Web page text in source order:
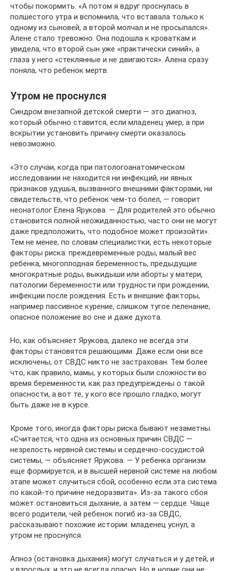
чтобы покормить. «А потом я вдруг проснулась в
полшестого утра и вспомнила, что вставала только к
одному из сыновей, а второй молчал и не просыпался».
Алене стало тревожно. Она подошла к кроваткам и
увидела, что второй сын уже «практически синий», а
глаза у него «стеклянные и не двигаются». Алена сразу
поняла, что ребенок мертв.
Утром не проснулся
Синдром внезапной детской смерти — это диагноз,
который обычно ставится, если младенец умер, а при
вскрытии установить причину смерти оказалось
невозможно.
«Это случаи, когда при патологоанатомическом
исследовании не находится ни инфекций, ни явных
признаков удушья, вызванного внешними факторами, ни
свидетельств, что ребенок чем-то болел, — говорит
неонатолог Елена Ярукова. — Для родителей это обычно
становится полной неожиданностью, часто они не могут
даже предположить, что подобное может произойти».
Тем не менее, по словам специалистки, есть некоторые
факторы риска: преждевременные роды, малый вес
ребенка, многоплодная беременность, предыдущие
многократные роды, выкидыши или аборты у матери,
патологии беременности или трудности при рождении,
инфекции после рождения. Есть и внешние факторы,
например пассивное курение, слишком тугое пеленание,
опасное положение во сне и даже духота.
Но, как объясняет Ярукова, далеко не всегда эти
факторы становятся решающими. Даже если они все
исключены, от СВДС никто не застрахован. Тем более
что, как правило, мамы, у которых были сложности во
время беременности, как раз предупреждены о такой
опасности, а вот те, у кого все прошло гладко, могут
быть даже не в курсе.
Кроме того, иногда факторы риска бывают незаметны.
«Считается, что одна из основных причин СВДС —
незрелость нервной системы и сердечно-сосудистой
системы, — объясняет Ярукова. — У ребенка организм
еще формируется, и в высшей нервной системе на любом
этапе может случиться сбой, особенно если эта система
по какой-то причине недоразвита». Из-за такого сбоя
может остановиться дыхание, а затем — сердце. Чаще
всего родители, чей ребенок погиб из-за СВДС,
рассказывают похожие истории: младенец уснул, а
утром не проснулся.
Апноэ (остановка дыхания) могут случаться и у детей, и